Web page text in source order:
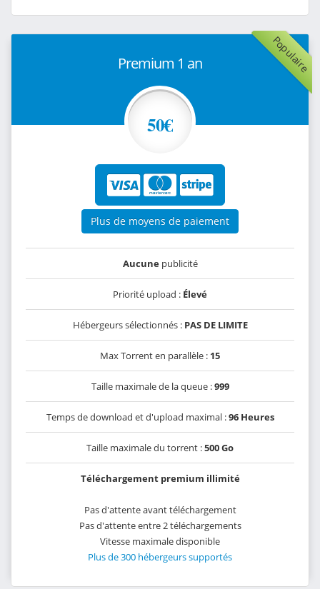
Populaire
Premium 1 an
50€
Plus de moyens de paiement
Aucunepublicité
Priorité upload : Élevé
Hébergeurs sélectionnés : PAS DE LIMITE
Max Torrent en parallèle : 15
Taille maximale de la queue :999
Temps de download et d'upload maximal :96 Heures
Taille maximale du torrent :500 Go
Téléchargement premium illimité
Pas d'attente avant téléchargement
Pas d'attente entre 2 téléchargements
Vitesse maximale disponible
Plus de 300 hébergeurs supportés